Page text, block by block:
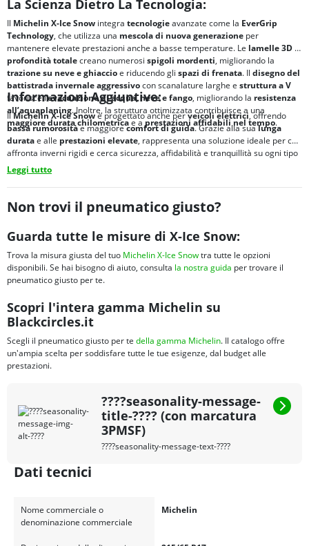
La Scienza Dietro La Tecnologia:
Il Michelin X-Ice Snow integra tecnologieavanzate come la EverGrip
Technology, che utilizza una mescola di nuova generazione per
mantenere elevate prestazioni anche a basse temperature. Le lamelle 3D a
profondità totalecreano numerosi spigoli mordenti, migliorando la
trazione su neve e ghiaccioe riducendo gli spazi di frenata. Il disegno del
battistrada invernale aggressivocon scanalature larghe e struttura a V
favorisce l’evacuazione di acqua, neve e fango, migliorando la resistenza
all’aquaplaning. Inoltre, la struttura ottimizzata contribuisce a una
maggiore durata chilometricae aprestazioni affidabili nel tempo.
Informazioni Aggiuntive:
IlMichelin X-Ice Snowè progettato anche perveicoli elettrici, offrendo
bassa rumorositàe maggiorecomfort di guida. Grazie alla sualunga
duratae alle prestazioni elevate, rappresenta una soluzione ideale per chi
affronta inverni rigidi e cerca sicurezza, affidabilità e tranquillità su ogni tipo
di percorso.
Leggi tutto
Non trovi il pneumatico giusto?
Guarda tutte le misure di X-Ice Snow:
Trova la misura giusta del tuo Michelin X-Ice Snowtra tutte le opzioni
disponibili. Se hai bisogno di aiuto, consulta la nostra guida per trovare il
pneumatico giusto per te.
Scopri l'intera gamma Michelin su
Blackcircles.it
Scegli il pneumatico giusto per te della gamma Michelin. Il catalogo offre
un'ampia scelta per soddisfare tutte le tue esigenze, dal budget alle
prestazioni.
????seasonality-message-
title-???? (con marcatura
3PMSF)
????seasonality-message-text-????
Dati tecnici
Nome commerciale o
denominazione commerciale
Michelin